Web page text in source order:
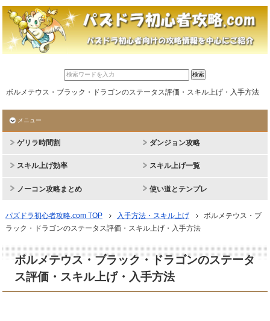
ボルメテウス・ブラック・ドラゴンのステータス評価・スキル上げ・入手方法
メニュー
ゲリラ時間割 ダンジョン攻略
スキル上げ効率 スキル上げ一覧
ノーコン攻略まとめ 使い道とテンプレ
パズドラ初心者攻略.com TOP 入手方法・スキル上げ
ボルメテウス・ブ
ラック・ドラゴンのステータス評価・スキル上げ・入手方法
ボルメテウス・ブラック・ドラゴンのステータ
ス評価・スキル上げ・入手方法